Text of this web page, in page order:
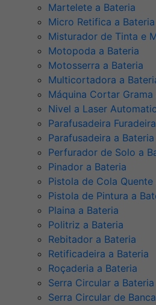
Martelete a Bateria
Micro Retifica a Bateria
Misturador de Tinta e
Motopoda a Bateria
Motosserra a Bateria
Multicortadora a
Máquina Cortar Grama
Nivel a Laser
Parafusadeira
Parafusadeira a Bateria
Perfurador de Solo a
Pinador a Bateria
Pistola de Cola Quente
Pistola de Pintura a
Plaina a Bateria
Politriz a Bateria
Rebitador a Bateria
Retificadeira a Bateria
Roçaderia a Bateria
Serra Circular a Bateria
Serra Circular de